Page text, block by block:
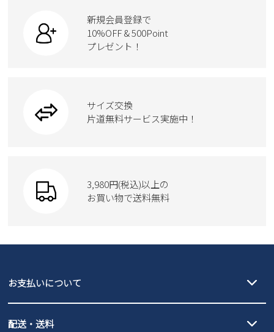
カジュアルシューズ
ワークシューズ
ウェア
moz
ローファー
ブーツ
Parade
GAP
スクール
new balance
瞬足
ボディバッグ
ハンドバッグ
トートバッグ
ケア用品
新規会員登録で
10%OFF & 500Point
プレゼント！
サイズ交換
片道無料サービス実施中！
3,980円(税込)以上の
お買い物で送料無料
お支払いについて
PayPay（オンライン決済）、代金引換のご利用が可能です。
配送・送料